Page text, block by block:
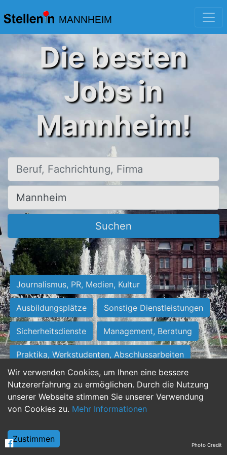
MANNHEIM
Wir verwenden Cookies, um Ihnen eine bessere
Nutzererfahrung zu ermöglichen. Durch die Nutzung
unserer Webseite stimmen Sie unserer Verwendung
von Cookies zu. Mehr Informationen
Zustimmen
Die besten
Jobs in
Mannheim!
Beruf, Fachrichtung, Firma
Ort, Stadt
Suchen
Journalismus, PR, Medien, Kultur
Ausbildungsplätze Sonstige Dienstleistungen
Sicherheitsdienste Management, Beratung
Praktika, Werkstudenten, Abschlussarbeiten
Personalwesen Assistenz, Sekretariat
Hilfskräfte, Aushilfs- und Nebenjobs
Weiterbildung, Studium, duale Ausbildung Photo Credit